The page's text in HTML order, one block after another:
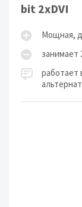
bit 2xDVI
Мощная,
занимает
работает